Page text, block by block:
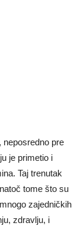
neposredno pre
je primetio i
Taj trenutak
tome što su
zajedničkih
zdravlju, i